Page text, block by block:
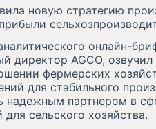
новую стратегию
онлайн-
директор AGCO,
фермерских
для стабильного
надежным партнером в
сельского хозяйства.